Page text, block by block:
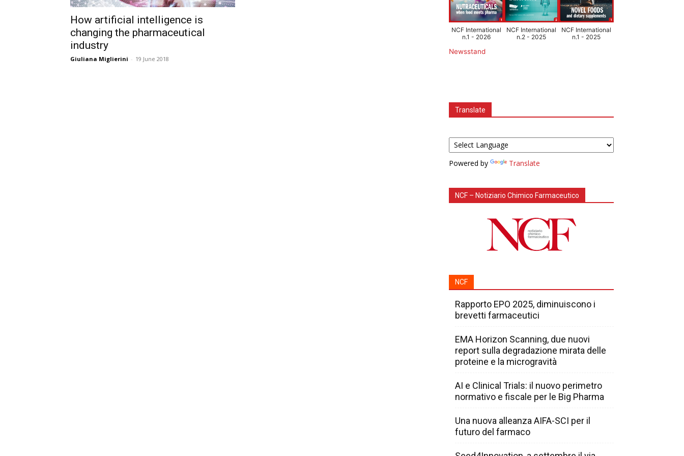
How artificial intelligence is
changing the pharmaceutical
industry
Giuliana Miglierini - 19 June 2018
NCF International
n.1 - 2026
NCF International
n.2 - 2025
NCF International
n.1 - 2025
Newsstand
Translate
Powered by Translate
NCF – Notiziario Chimico Farmaceutico
NCF
Rapporto EPO 2025, diminuiscono i
brevetti farmaceutici
EMA Horizon Scanning, due nuovi
report sulla degradazione mirata delle
proteine e la microgravità
AI e Clinical Trials: il nuovo perimetro
normativo e fiscale per le Big Pharma
Una nuova alleanza AIFA-SCI per il
futuro del farmaco